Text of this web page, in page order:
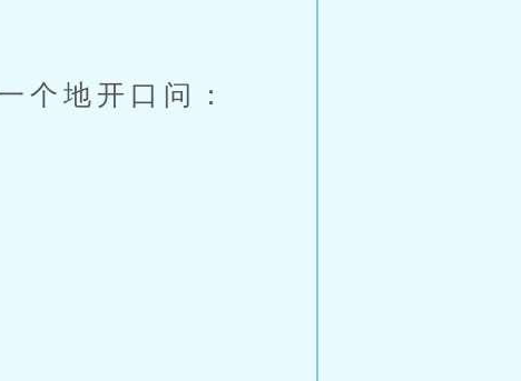
地开口问：